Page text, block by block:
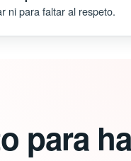
ni para faltar al respeto.
para